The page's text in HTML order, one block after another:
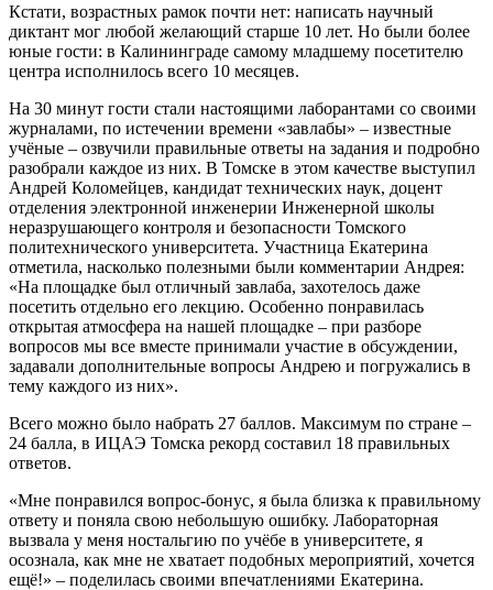
Кстати, возрастных рамок почти нет: написать научный
диктант мог любой желающий старше 10 лет. Но были более
юные гости: в Калининграде самому младшему посетителю
центра исполнилось всего 10 месяцев.
На 30 минут гости стали настоящими лаборантами со своими
журналами, по истечении времени «завлабы» – известные
учёные – озвучили правильные ответы на задания и подробно
разобрали каждое из них. В Томске в этом качестве выступил
Андрей Коломейцев, кандидат технических наук, доцент
отделения электронной инженерии Инженерной школы
неразрушающего контроля и безопасности Томского
политехнического университета. Участница Екатерина
отметила, насколько полезными были комментарии Андрея:
«На площадке был отличный завлаба, захотелось даже
посетить отдельно его лекцию. Особенно понравилась
открытая атмосфера на нашей площадке – при разборе
вопросов мы все вместе принимали участие в обсуждении,
задавали дополнительные вопросы Андрею и погружались в
тему каждого из них».
Всего можно было набрать 27 баллов. Максимум по стране –
24 балла, в ИЦАЭ Томска рекорд составил 18 правильных
ответов.
«Мне понравился вопрос-бонус, я была близка к правильному
ответу и поняла свою небольшую ошибку. Лабораторная
вызвала у меня ностальгию по учёбе в университете, я
осознала, как мне не хватает подобных мероприятий, хочется
ещё!» – поделилась своими впечатлениями Екатерина.